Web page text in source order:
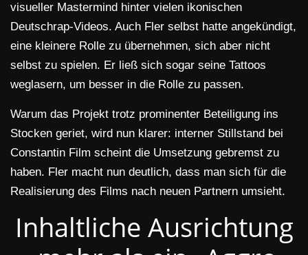
visueller Mastermind hinter vielen ikonischen
Deutschrap-Videos. Auch Fler selbst hatte angekündigt,
eine kleinere Rolle zu übernehmen, sich aber nicht
selbst zu spielen. Er ließ sich sogar seine Tattoos
weglasern, um besser in die Rolle zu passen.
Warum das Projekt trotz prominenter Beteiligung ins
Stocken geriet, wird nun klarer: interner Stillstand bei
Constantin Film scheint die Umsetzung gebremst zu
haben. Fler macht nun deutlich, dass man sich für die
Realisierung des Films nach neuen Partnern umsieht.
Inhaltliche Ausrichtung